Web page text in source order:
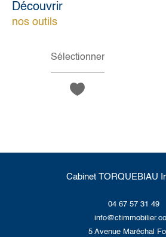
découvrir
nos outils
Sélectionner
Cabinet TORQUEBIAU
04 67 57 31 49
5 Avenue Maréchal